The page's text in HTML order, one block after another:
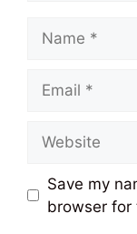
Save my
browser for